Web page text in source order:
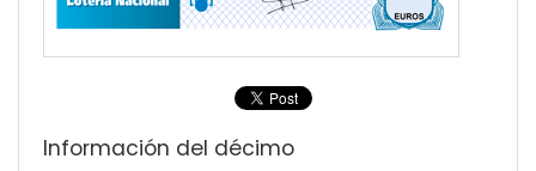
Información del décimo